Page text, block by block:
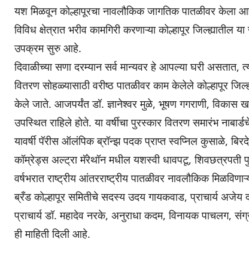
यश मिळवून कोल्हापूरचा नावलौकिक जागतिक पातळीवर केला
विविध क्षेत्रात भरीव कामगिरी करणाऱ्या कोल्हापूर जिल्ह्यातील
उपक्रम सुरु आहे.
दिवाळीच्या सणा दरम्यान सर्व मान्यवर हे आपल्या घरी
वितरण सोहळ्यासाठी वरीष्ठ पातळीवर काम केलेले कोल्हापूर
केले जाते. आजपर्यंत डॉ. ज्ञानेश्वर मुळे, भूषण गगराणी, विकास
उपस्थित राहिले होते. या वर्षीचा पुरस्कार वितरण समारंभ
यावर्षी पॅरीस ऑलंपिक ब्रॉन्झ पदक प्राप्त स्वप्निल कुसाळे,
कॉम्रेड्स अल्ट्रा मॅरेथॉन मधील यशस्वी धावपटू, शिवछत्रपती
वर्षभरात राष्ट्रीय आंतरराष्ट्रीय पातळीवर नावलौकिक
ब्रँड कोल्हापूर समितीचे सदस्य उदय गायकवाड, प्राचार्य
प्राचार्य डॉ. महादेव नरके, अनुराधा कदम, विनायक पाचलग,
ही माहिती दिली आहे.